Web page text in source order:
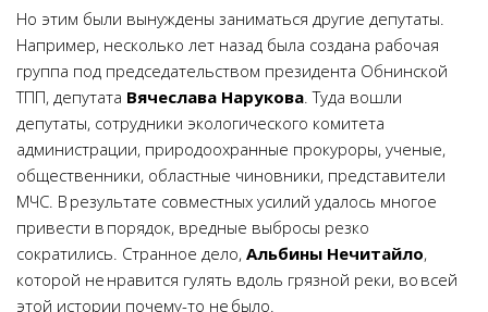
Но этим были вынуждены заниматься другие депутаты.
Например, несколько лет назад была создана рабочая
группа под председательством президента Обнинской
ТПП, депутата Вячеслава Нарукова. Туда вошли
депутаты, сотрудники экологического комитета
администрации, природоохранные прокуроры, ученые,
общественники, областные чиновники, представители
МЧС. В результате совместных усилий удалось многое
привести в порядок, вредные выбросы резко
сократились. Странное дело, Альбины Нечитайло,
которой не нравится гулять вдоль грязной реки, во всей
этой истории почему-то не было.